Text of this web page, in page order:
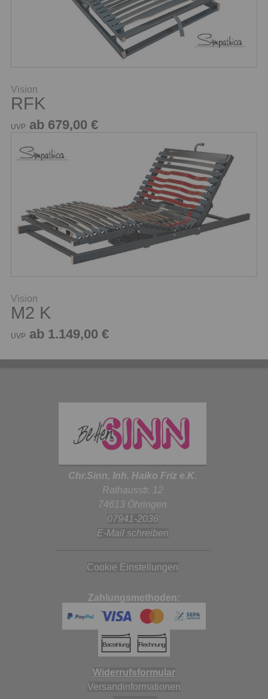
Vision
RFK
UVP ab 679,00 €
Vision
M2 K
UVP ab 1.149,00 €
Chr.Sinn, Inh. Haiko Friz e.K.
Rathausstr. 12
74613 Öhringen
07941-2036
E-Mail schreiben
Cookie Einstellungen
Zahlungsmethoden:
Widerrufsformular
Versandinformationen